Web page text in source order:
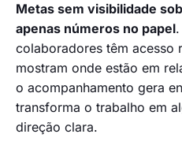
Metas sem visibilidade
apenas números no papel
colaboradores têm acesso
mostram onde estão em
o acompanhamento gera
transforma o trabalho em
direção clara.